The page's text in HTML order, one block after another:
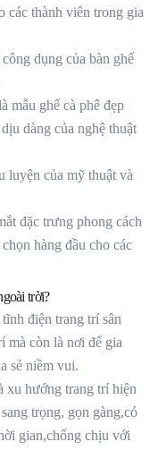
các thành viên trong gia
dụng của bàn ghế
mẫu ghế cà phê đẹp
dàng của nghệ thuật
luyện của mỹ thuật và
đặc trưng phong cách
hàng đầu cho các
trời?
điện trang trí sân
mà còn là nơi để gia
sẻ niềm vui.
xu hướng trang trí hiện
trọng, gọn gàng,có
gian,chống chịu với